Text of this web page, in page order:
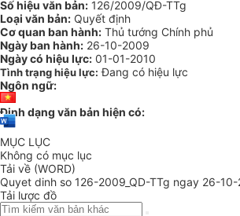
Số hiệu văn bản: 126/2009/QĐ-TTg
Loại văn bản: Quyết định
Cơ quan ban hành: Thủ tướng Chính phủ
Ngày ban hành: 26-10-2009
Ngày có hiệu lực: 01-01-2010
Tình trạng hiệu lực: Đang có hiệu lực
Ngôn ngữ:
Định dạng văn bản hiện có:
MỤC LỤC
Không có mục lục
Tải về (WORD)
Quyet dinh so 126-2009_QD-TTg ngay 26-
Tải lược đồ